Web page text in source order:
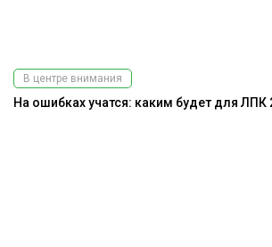
В центре внимания
На ошибках учатся: каким будет для ЛПК